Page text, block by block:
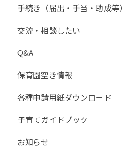
手続き（届出・手当・助成等）
交流・相談したい
Q&A
保育園空き情報
各種申請用紙ダウンロード
子育てガイドブック
お知らせ